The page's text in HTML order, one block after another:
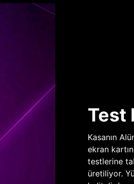
Test
Kasanın
ekran
testlerine
üretiliyor.